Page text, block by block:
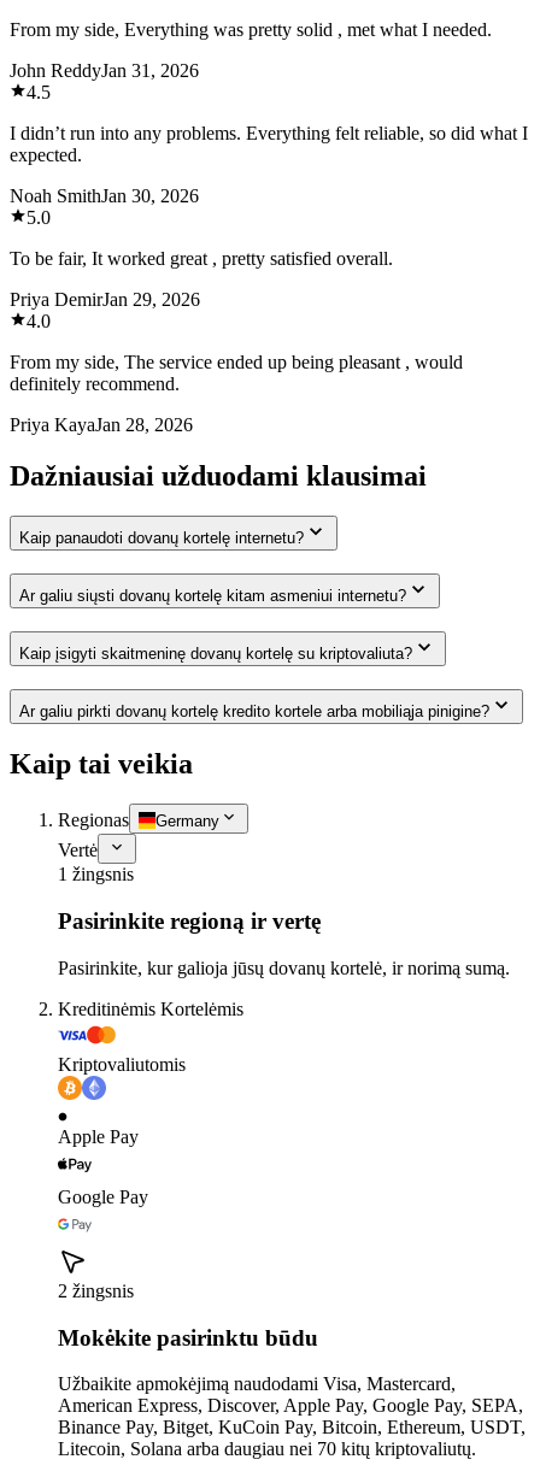
From my side, Everything was pretty solid , met what I needed.
John ReddyJan 31, 2026
4.5
I didn’t run into any problems. Everything felt reliable, so did what I
expected.
Noah SmithJan 30, 2026
5.0
To be fair, It worked great , pretty satisfied overall.
Priya DemirJan 29, 2026
4.0
From my side, The service ended up being pleasant , would
definitely recommend.
Priya KayaJan 28, 2026
Dažniausiai užduodami klausimai
Kaip panaudoti dovanų kortelę internetu?
Ar galiu siųsti dovanų kortelę kitam asmeniui internetu?
Kaip įsigyti skaitmeninę dovanų kortelę su kriptovaliuta?
Ar galiu pirkti dovanų kortelę kredito kortele arba mobiliąja pinigine?
Kaip tai veikia
Regionas Germany
Vertė
1 žingsnis
Pasirinkite regioną ir vertę
Pasirinkite, kur galioja jūsų dovanų kortelė, ir norimą sumą.
Kreditinėmis Kortelėmis
Kriptovaliutomis
Apple Pay
Google Pay
2 žingsnis
Mokėkite pasirinktu būdu
Užbaikite apmokėjimą naudodami Visa, Mastercard,
American Express, Discover, Apple Pay, Google Pay, SEPA,
Binance Pay, Bitget, KuCoin Pay, Bitcoin, Ethereum, USDT,
Litecoin, Solana arba daugiau nei 70 kitų kriptovaliutų.